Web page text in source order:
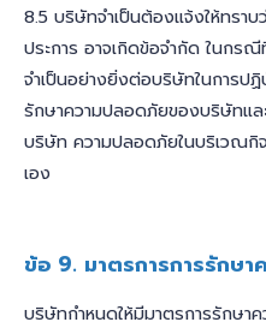
8.5 บริษัทจำเป็นต้องแจ้งให้ทรา
ประการ อาจเกิดข้อจำกัด ในก
จำเป็นอย่างยิ่งต่อบริษัทในการป
รักษาความปลอดภัยของบริษัทแ
บริษัท ความปลอดภัยในบริเวณ
เอง
ข้อ 9. มาตรการการรักษ
บริษัทกำหนดให้มีมาตรการรักษ